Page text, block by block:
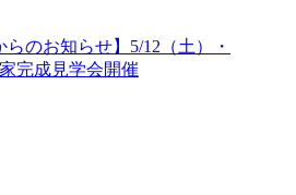
らのお知らせ】5/12（土）・
完成見学会開催